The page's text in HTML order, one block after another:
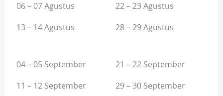
06 – 07 Agustus
22 – 23 Agustus
13 – 14 Agustus
28 – 29 Agustus
04 – 05 September
21 – 22 September
11 – 12 September
29 – 30 September